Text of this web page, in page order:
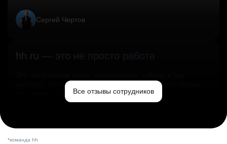
Сергей Чертов
hh.ru — это не просто работа
свободы. Мы помогаем миру и создаём лучший сервис
по поиску работы в стране.Все отзывы сотрудников
*команда hh